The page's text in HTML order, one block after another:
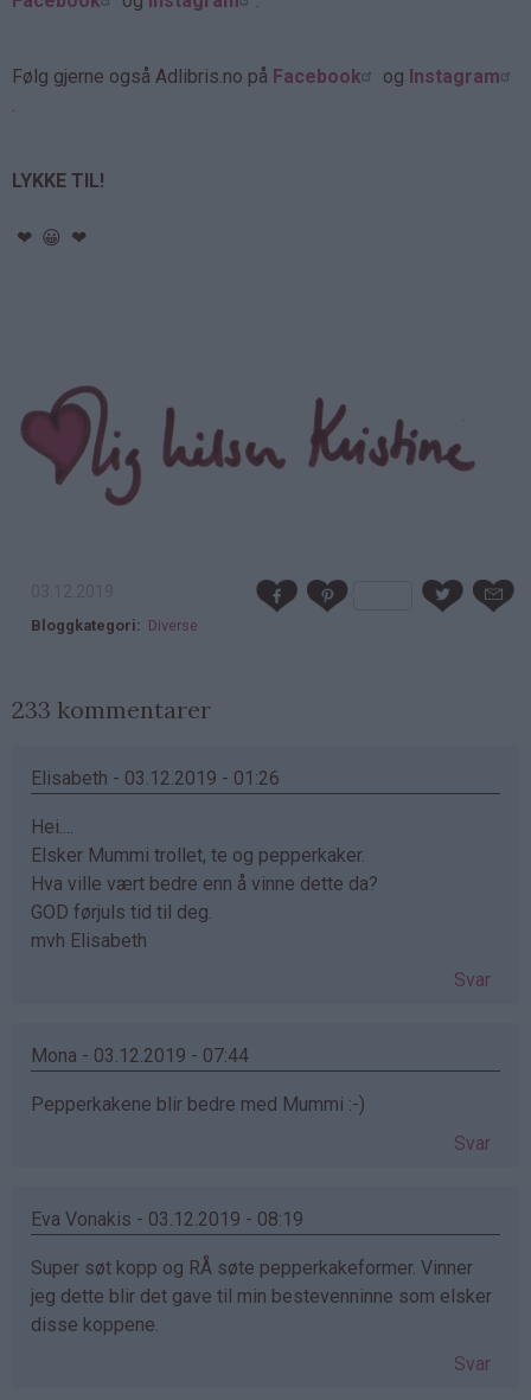
Følg gjerne også Adlibris.no på Facebook og Instagram
LYKKE TIL!
❤ 😀 ❤
Bloggkategori Diverse
233 kommentarer
Elisabeth - 03.12.2019 - 01:26
Hei....
Elsker Mummi trollet, te og pepperkaker.
Hva ville vært bedre enn å vinne dette da?
GOD førjuls tid til deg.
mvh Elisabeth
Svar
Mona - 03.12.2019 - 07:44
Pepperkakene blir bedre med Mummi :-)
Svar
Eva Vonakis - 03.12.2019 - 08:19
Super søt kopp og RÅ søte pepperkakeformer. Vinner
jeg dette blir det gave til min bestevenninne som elsker
disse koppene.
Svar